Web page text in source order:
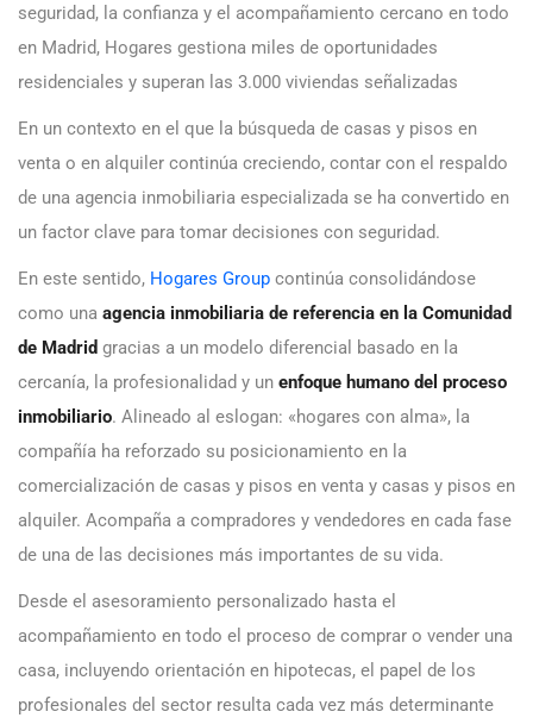
seguridad, la confianza y el acompañamiento cercano en todo
en Madrid, Hogares gestiona miles de oportunidades
residenciales y superan las 3.000 viviendas señalizadas
En un contexto en el que la búsqueda de casas y pisos en
venta o en alquiler continúa creciendo, contar con el respaldo
de una agencia inmobiliaria especializada se ha convertido en
un factor clave para tomar decisiones con seguridad.
En este sentido, Hogares Group continúa consolidándose
como una agencia inmobiliaria de referencia en la Comunidad
de Madrid gracias a un modelo diferencial basado en la
cercanía, la profesionalidad y un enfoque humano del proceso
inmobiliario. Alineado al eslogan: «hogares con alma», la
compañía ha reforzado su posicionamiento en la
comercialización de casas y pisos en venta y casas y pisos en
alquiler. Acompaña a compradores y vendedores en cada fase
de una de las decisiones más importantes de su vida.
Desde el asesoramiento personalizado hasta el
acompañamiento en todo el proceso de comprar o vender una
casa, incluyendo orientación en hipotecas, el papel de los
profesionales del sector resulta cada vez más determinante